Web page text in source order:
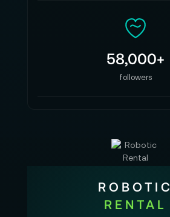
58,000+
followers
ROBOTIC
RENTAL